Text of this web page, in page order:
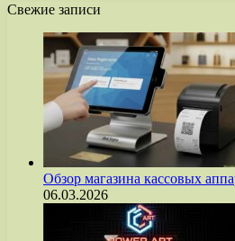
Свежие записи
Обзор магазина кассовых
06.03.2026